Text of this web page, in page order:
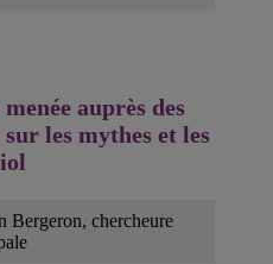
auprès des
sur les mythes et les
Bergeron, chercheure